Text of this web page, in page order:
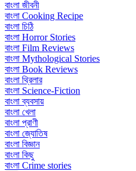
বাংলা জীবনী
বাংলা Cooking Recipe
বাংলা চিঠি
বাংলা Horror Stories
বাংলা Film Reviews
বাংলা Mythological Stories
বাংলা Book Reviews
বাংলা থ্রিলার
বাংলা Science-Fiction
বাংলা ব্যবসায়
বাংলা খেলা
বাংলা প্রাণী
বাংলা জ্যোতিষ
বাংলা বিজ্ঞান
বাংলা কিছু
বাংলা Crime stories